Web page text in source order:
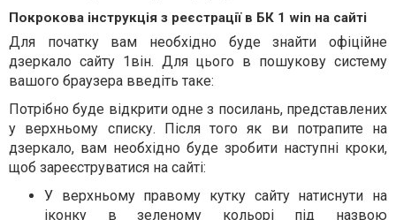
Покрокова інструкція з реєстрації в БК 1 win на сайті
Для початку вам необхідно буде знайти офіційне
дзеркало сайту 1він. Для цього в пошукову систему
вашого браузера введіть таке:
Потрібно буде відкрити одне з посилань, представлених
у верхньому списку. Після того як ви потрапите на
дзеркало, вам необхідно буде зробити наступні кроки,
щоб зареєструватися на сайті:
У верхньому правому кутку сайту натиснути на
іконку в зеленому кольорі під назвою